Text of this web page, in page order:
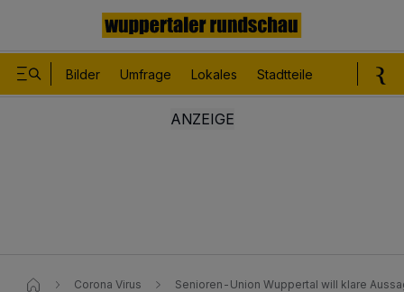
Bilder Umfrage Lokales Stadtteile
Corona Virus Senioren-Union Wuppertal​ will klare